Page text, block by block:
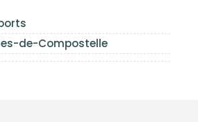
de-Compostelle